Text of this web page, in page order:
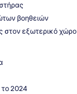
βοηθειών
στον εξωτερικό χώρο
το 2024